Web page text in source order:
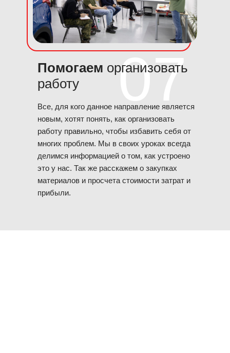
07
Помогаем организовать
работу
Все, для кого данное направление является
новым, хотят понять, как организовать
работу правильно, чтобы избавить себя от
многих проблем. Мы в своих уроках всегда
делимся информацией о том, как устроено
это у нас. Так же расскажем о закупках
материалов и просчета стоимости затрат и
прибыли.